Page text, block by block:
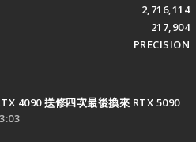
2,716,114
217,904
PRECISION
4090 送修四次最後換來 RTX 5090